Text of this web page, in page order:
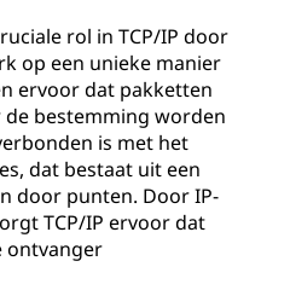
rol in TCP/IP door
op een unieke manier
ervoor dat pakketten
bestemming worden
is met het
dat bestaat uit een
door punten. Door IP-
TCP/IP ervoor dat
ontvanger